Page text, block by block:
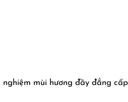
mùi hương đầy đẳng